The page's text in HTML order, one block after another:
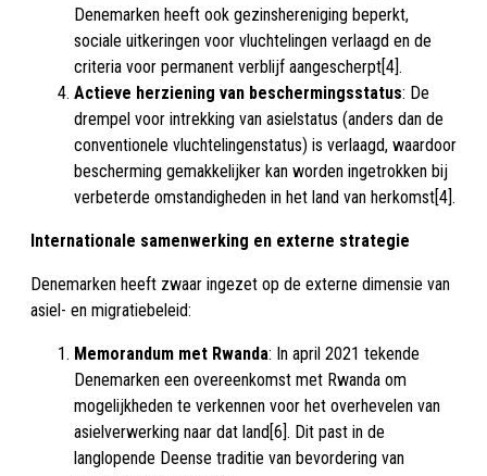
Denemarken heeft ook gezinshereniging beperkt,
sociale uitkeringen voor vluchtelingen verlaagd en de
criteria voor permanent verblijf aangescherpt[4].
Actieve herziening van beschermingsstatus: De
drempel voor intrekking van asielstatus (anders dan de
conventionele vluchtelingenstatus) is verlaagd, waardoor
bescherming gemakkelijker kan worden ingetrokken bij
verbeterde omstandigheden in het land van herkomst[4].
Internationale samenwerking en externe strategie
Denemarken heeft zwaar ingezet op de externe dimensie van
asiel- en migratiebeleid:
Memorandum met Rwanda: In april 2021 tekende
Denemarken een overeenkomst met Rwanda om
mogelijkheden te verkennen voor het overhevelen van
asielverwerking naar dat land[6]. Dit past in de
langlopende Deense traditie van bevordering van